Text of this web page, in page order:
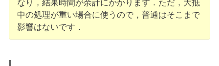
なり，結果時間が余計にかかります．ただ，大抵
中の処理が重い場合に使うので，普通はそこまで
影響はないです．